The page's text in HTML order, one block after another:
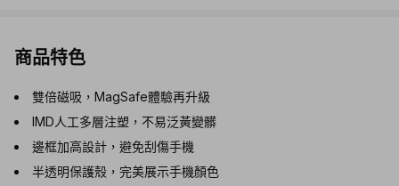
商品特色
雙倍磁吸，MagSafe體驗再升級
IMD人工多層注塑，不易泛黃變髒
邊框加高設計，避免刮傷手機
半透明保護殼，完美展示手機顏色